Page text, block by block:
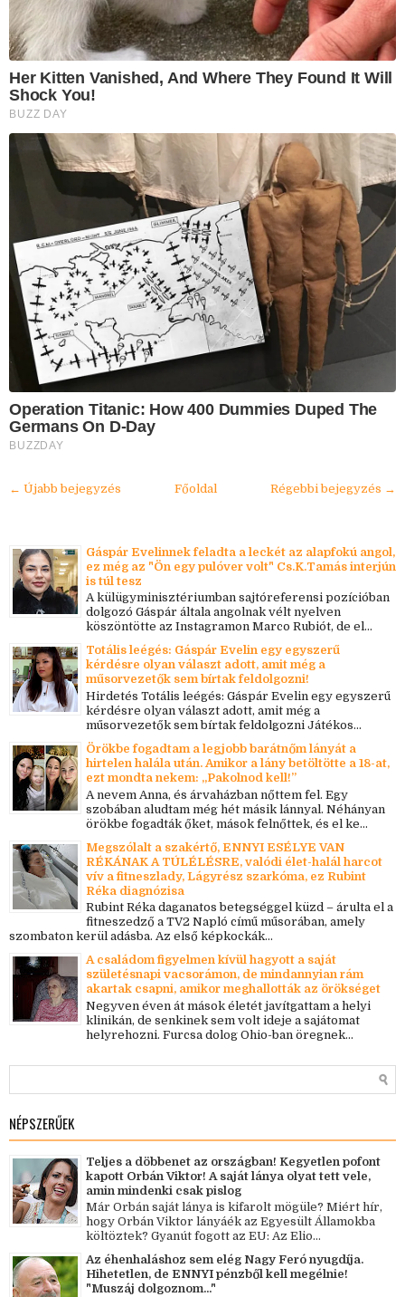
Her Kitten Vanished, And Where They Found It Will
Shock You!
BUZZ DAY
Operation Titanic: How 400 Dummies Duped The
Germans On D-Day
BUZZDAY
← Újabb bejegyzés Régebbi bejegyzés →
Főoldal
Gáspár Evelinnek feladta a leckét az alapfokú angol,
ez még az "Ön egy pulóver volt" Cs.K.Tamás interjún
is túl tesz
A külügyminisztériumban sajtóreferensi pozícióban
dolgozó Gáspár általa angolnak vélt nyelven
köszöntötte az Instagramon Marco Rubiót, de el...
Totális leégés: Gáspár Evelin egy egyszerű
kérdésre olyan választ adott, amit még a
műsorvezetők sem bírtak feldolgozni!
Hirdetés Totális leégés: Gáspár Evelin egy egyszerű
kérdésre olyan választ adott, amit még a
műsorvezetők sem bírtak feldolgozni Játékos...
Örökbe fogadtam a legjobb barátnőm lányát a
hirtelen halála után. Amikor a lány betöltötte a 18-at,
ezt mondta nekem: „Pakolnod kell!”
A nevem Anna, és árvaházban nőttem fel. Egy
szobában aludtam még hét másik lánnyal. Néhányan
örökbe fogadták őket, mások felnőttek, és el ke...
Megszólalt a szakértő, ENNYI ESÉLYE VAN
RÉKÁNAK A TÚLÉLÉSRE, valódi élet-halál harcot
vív a fitneszlady, Lágyrész szarkóma, ez Rubint
Réka diagnózisa
Rubint Réka daganatos betegséggel küzd – árulta el a
fitneszedző a TV2 Napló című műsorában, amely
szombaton kerül adásba. Az első képkockák...
A családom figyelmen kívül hagyott a saját
születésnapi vacsorámon, de mindannyian rám
akartak csapni, amikor meghallották az örökséget
Negyven éven át mások életét javítgattam a helyi
klinikán, de senkinek sem volt ideje a sajátomat
helyrehozni. Furcsa dolog Ohio-ban öregnek...
NÉPSZERŰEK
Teljes a döbbenet az országban! Kegyetlen pofont
kapott Orbán Viktor! A saját lánya olyat tett vele,
amin mindenki csak pislog
Már Orbán saját lánya is kifarolt mögüle? Miért hír,
hogy Orbán Viktor lányáék az Egyesült Államokba
költöztek? Gyanút fogott az EU: Az Elio...
Az éhenhaláshoz sem elég Nagy Feró nyugdíja.
Hihetetlen, de ENNYI pénzből kell megélnie!
"Muszáj dolgoznom..."